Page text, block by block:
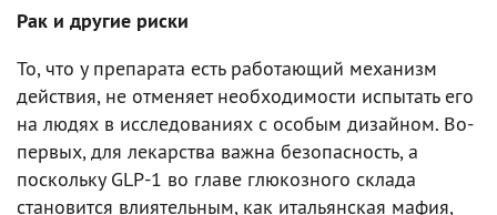
Рак и другие риски
То, что у препарата есть работающий механизм
действия, не отменяет необходимости испытать его
на людях в исследованиях с особым дизайном. Во-
первых, для лекарства важна безопасность, а
поскольку GLP-1 во главе глюкозного склада
становится влиятельным, как итальянская мафия,